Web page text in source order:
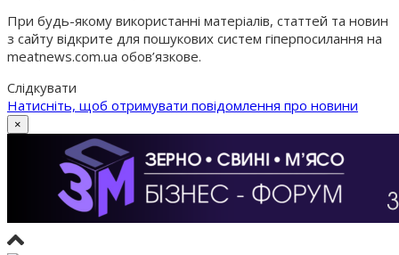
При будь-якому використанні матеріалів, статтей та новин
з сайту відкрите для пошукових систем гіперпосилання на
meatnews.com.ua обов’язкове.
Слідкувати
Натисніть, щоб отримувати повідомлення про новини
×